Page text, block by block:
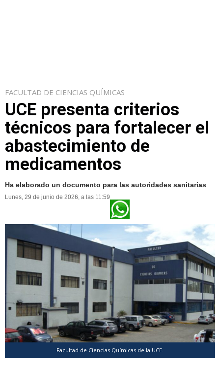
FACULTAD DE CIENCIAS QUÍMICAS
UCE presenta criterios
técnicos para fortalecer el
abastecimiento de
medicamentos
Ha elaborado un documento para las autoridades sanitarias
Lunes, 29 de junio de 2026, a las 11:59
Facultad de Ciencias Químicas de la UCE.